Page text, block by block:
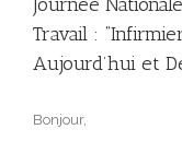
Travail :
Aujourd’hui et
Bonjour,